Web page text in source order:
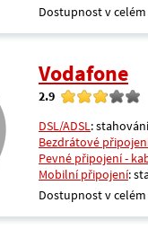
Dostupnost v
Vodafone
2.9
DSL/ADSL:
Bezdrátové
Pevné připojení -
Mobilní připojení:
Dostupnost v